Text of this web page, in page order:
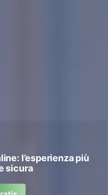
l’esperienza più
sicura